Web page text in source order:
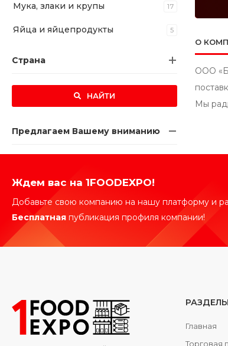
Мука, злаки и крупы 17
Яйца и яйцепродукты 5
Страна
НАЙТИ
Предлагаем Вашему вниманию
О
ООО
Мы
Ждем вас на 1FOODEXPO!
Добавьте свою компанию на нашу платформу и
Бесплатная публикация профиля компании!
РАЗДЕЛЫ
Главная
Торговая